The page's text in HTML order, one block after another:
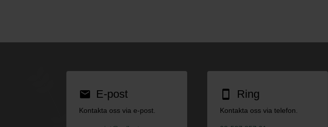
email E-post
Kontakta oss via e-post.
smartphone Ring
Kontakta oss via telefon.